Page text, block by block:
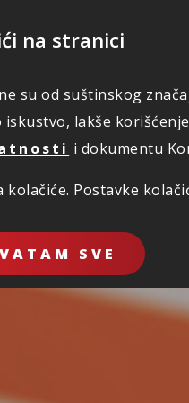
na stranici
su od suštinskog
lakše
i dokumentu
Postavke
SVE
KORISNO O